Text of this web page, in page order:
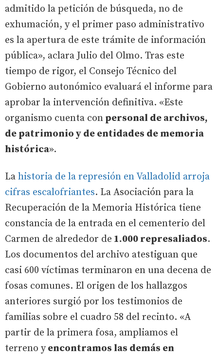
admitido la petición de búsqueda, no de
exhumación, y el primer paso administrativo
es la apertura de este trámite de información
pública», aclara Julio del Olmo. Tras este
tiempo de rigor, el Consejo Técnico del
Gobierno autonómico evaluará el informe para
aprobar la intervención definitiva. «Este
organismo cuenta con personal de archivos,
de patrimonio y de entidades de memoria
histórica».
La historia de la represión en Valladolid arroja
cifras escalofriantes. La Asociación para la
Recuperación de la Memoria Histórica tiene
constancia de la entrada en el cementerio del
Carmen de alrededor de 1.000 represaliados.
Los documentos del archivo atestiguan que
casi 600 víctimas terminaron en una decena de
fosas comunes. El origen de los hallazgos
anteriores surgió por los testimonios de
familias sobre el cuadro 58 del recinto. «A
partir de la primera fosa, ampliamos el
terreno yencontramos las demás en